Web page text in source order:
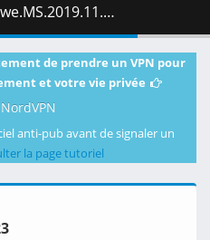
( 1.57 GB )
de prendre un VPN pour
et votre vie privée
anti-pub avant de signaler un
la page tutoriel